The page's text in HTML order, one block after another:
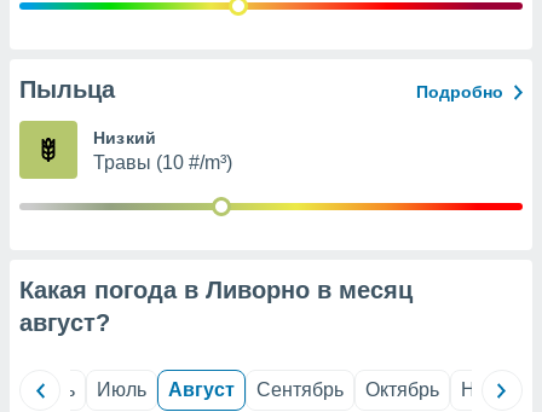
Пыльца Подробно
Низкий
Травы (10 #/m³)
Какая погода в Ливорно в месяц
август?
Июнь Июль Август Сентябрь Октябрь Ноябрь